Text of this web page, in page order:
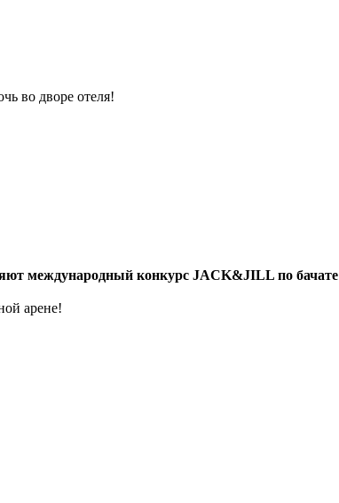
во дворе отеля!
международный конкурс JACK&JILL по бачате
арене!